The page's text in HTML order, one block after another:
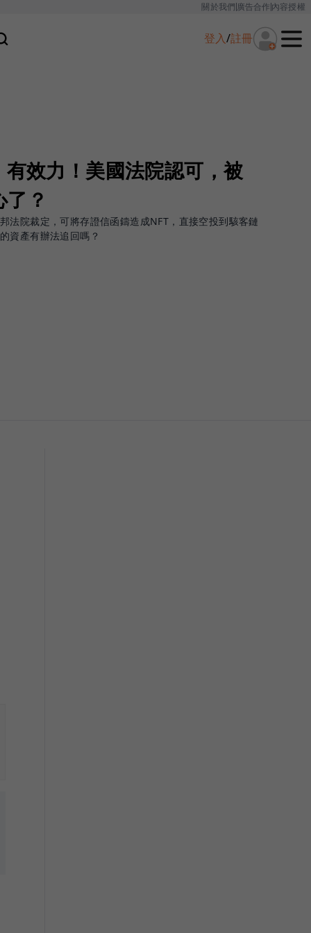
關於我們廣告合作內容授權
登入/註冊
效力！美國法院認可，被
？
法院裁定，可將存證信函鑄造成NFT，直接空投到駭客鏈
資產有辦法追回嗎？